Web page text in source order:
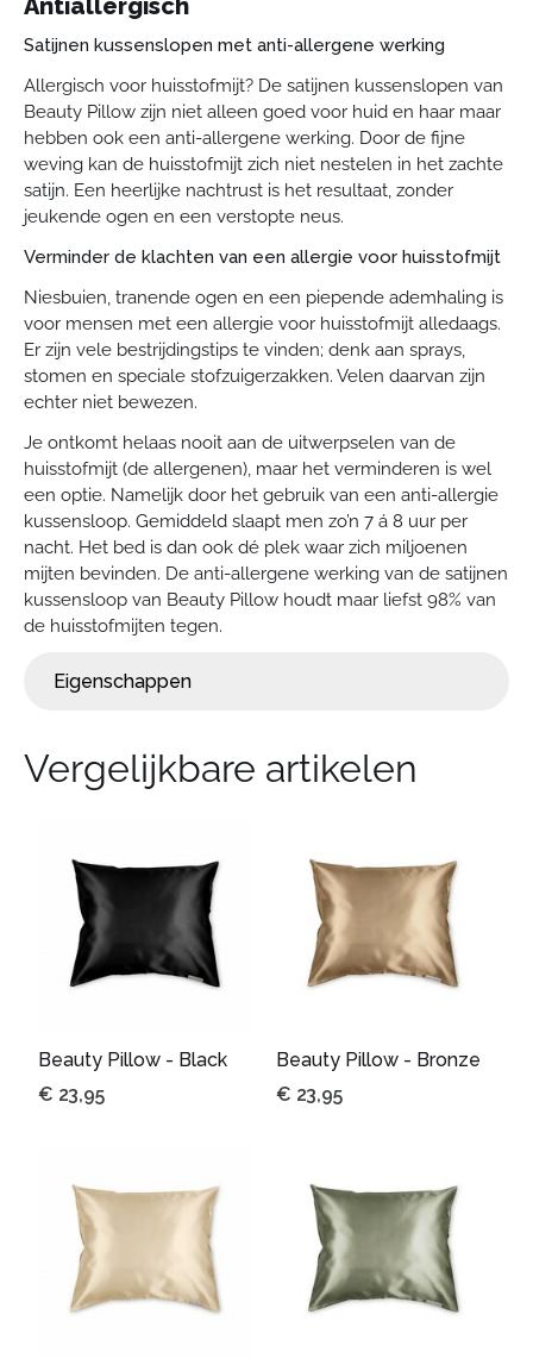
Satijnen kussenslopen met anti-allergene werking
Allergisch voor huisstofmijt? De satijnen kussenslopen van
Beauty Pillow zijn niet alleen goed voor huid en haar maar
hebben ook een anti-allergene werking. Door de fijne
weving kan de huisstofmijt zich niet nestelen in het zachte
satijn. Een heerlijke nachtrust is het resultaat, zonder
jeukende ogen en een verstopte neus.
Verminder de klachten van een allergie voor huisstofmijt
Niesbuien, tranende ogen en een piepende ademhaling is
voor mensen met een allergie voor huisstofmijt alledaags.
Er zijn vele bestrijdingstips te vinden; denk aan sprays,
stomen en speciale stofzuigerzakken. Velen daarvan zijn
echter niet bewezen.
Je ontkomt helaas nooit aan de uitwerpselen van de
huisstofmijt (de allergenen), maar het verminderen is wel
een optie. Namelijk door het gebruik van een anti-allergie
kussensloop. Gemiddeld slaapt men zo’n 7 á 8 uur per
nacht. Het bed is dan ook dé plek waar zich miljoenen
mijten bevinden. De anti-allergene werking van de satijnen
kussensloop van Beauty Pillow houdt maar liefst 98% van
de huisstofmijten tegen.
Eigenschappen
Vergelijkbare artikelen
Beauty Pillow - Black
€ 23,95
Beauty Pillow - Bronze
€ 23,95